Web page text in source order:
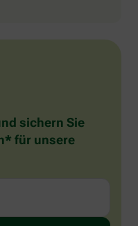
sichern Sie
für unsere